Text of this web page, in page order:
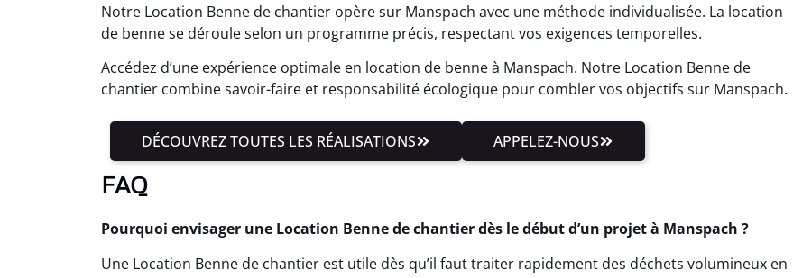
Notre Location Benne de chantier opère sur Manspach avec une méthode individualisée. La location
de benne se déroule selon un programme précis, respectant vos exigences temporelles.
Accédez d’une expérience optimale en location de benne à Manspach. Notre Location Benne de
chantier combine savoir-faire et responsabilité écologique pour combler vos objectifs sur Manspach.
DÉCOUVREZ TOUTES LES RÉALISATIONS APPELEZ-NOUS
FAQ
Pourquoi envisager une Location Benne de chantier dès le début d’un projet à Manspach ?
Une Location Benne de chantier est utile dès qu’il faut traiter rapidement des déchets volumineux en